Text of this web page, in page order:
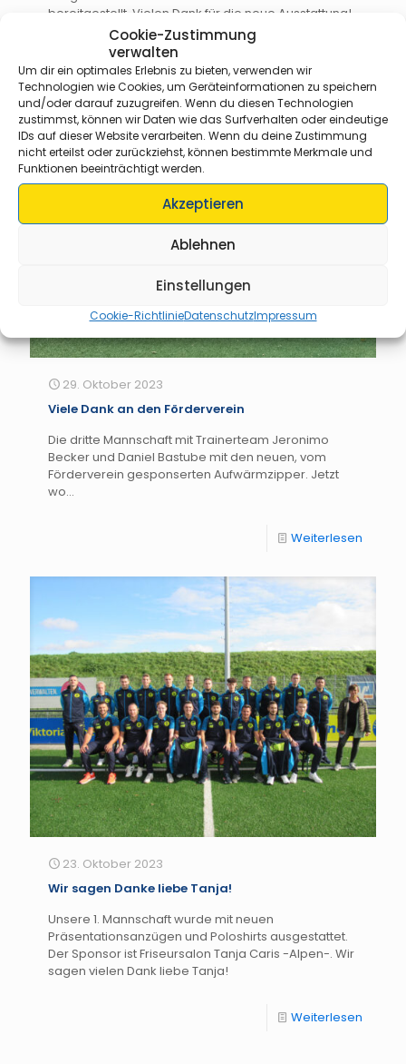
Cookie-Zustimmung
verwalten
Um dir ein optimales Erlebnis zu bieten, verwenden wir
Technologien wie Cookies, um Geräteinformationen zu speichern
und/oder darauf zuzugreifen. Wenn du diesen Technologien
zustimmst, können wir Daten wie das Surfverhalten oder eindeutige
IDs auf dieser Website verarbeiten. Wenn du deine Zustimmung
nicht erteilst oder zurückziehst, können bestimmte Merkmale und
Funktionen beeinträchtigt werden.
Akzeptieren
Ablehnen
Einstellungen
Cookie-RichtlinieDatenschutzImpressum
bereitgestellt. Vielen Dank für die neue Ausstattung!
29. Oktober 2023
Viele Dank an den Förderverein
Die dritte Mannschaft mit Trainerteam Jeronimo
Becker und Daniel Bastube mit den neuen, vom
Förderverein gesponserten Aufwärmzipper. Jetzt
wo...
Weiterlesen
23. Oktober 2023
Wir sagen Danke liebe Tanja!
Unsere 1. Mannschaft wurde mit neuen
Präsentationsanzügen und Poloshirts ausgestattet.
Der Sponsor ist Friseursalon Tanja Caris -Alpen-. Wir
sagen vielen Dank liebe Tanja!
Weiterlesen